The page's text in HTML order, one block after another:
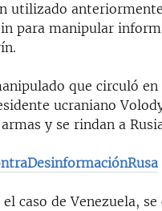
utilizado
para manipular
que circuló en
ucraniano
y se rindan a
caso de Venezuela,